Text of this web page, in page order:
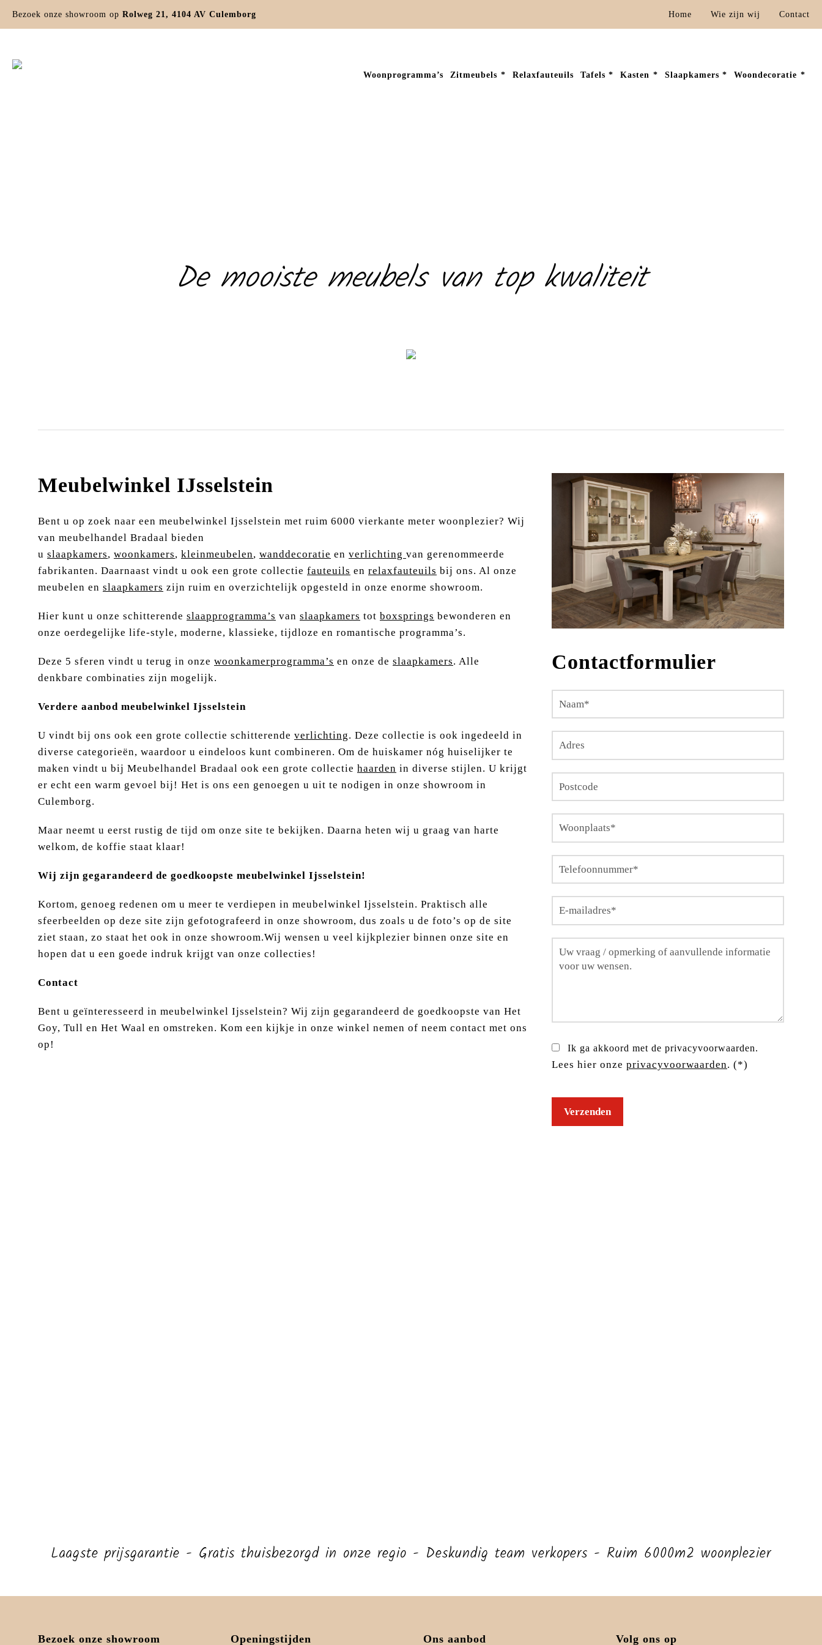
Bezoek onze showroom op Rolweg 21, 4104 AV Culemborg Home Wie zijn wij Contact
Woonprogramma’s Zitmeubels Relaxfauteuils Tafels Kasten Slaapkamers Woondecoratie
De mooiste meubels van top kwaliteit
Meubelwinkel IJsselstein
Bent u op zoek naar een meubelwinkel Ijsselstein met ruim 6000 vierkante meter woonplezier? Wij
van meubelhandel Bradaal bieden
u slaapkamers, woonkamers, kleinmeubelen, wanddecoratie en verlichting van gerenommeerde
fabrikanten. Daarnaast vindt u ook een grote collectie fauteuils en relaxfauteuils bij ons. Al onze
meubelen en slaapkamers zijn ruim en overzichtelijk opgesteld in onze enorme showroom.
Hier kunt u onze schitterende slaapprogramma’s van slaapkamers tot boxsprings bewonderen en
onze oerdegelijke life-style, moderne, klassieke, tijdloze en romantische programma’s.
Deze 5 sferen vindt u terug in onze woonkamerprogramma’s en onze de slaapkamers. Alle
denkbare combinaties zijn mogelijk.
Verdere aanbod meubelwinkel Ijsselstein
U vindt bij ons ook een grote collectie schitterende verlichting. Deze collectie is ook ingedeeld in
diverse categorieën, waardoor u eindeloos kunt combineren. Om de huiskamer nóg huiselijker te
maken vindt u bij Meubelhandel Bradaal ook een grote collectie haarden in diverse stijlen. U krijgt
er echt een warm gevoel bij! Het is ons een genoegen u uit te nodigen in onze showroom in
Culemborg.
Maar neemt u eerst rustig de tijd om onze site te bekijken. Daarna heten wij u graag van harte
welkom, de koffie staat klaar!
Wij zijn gegarandeerd de goedkoopste meubelwinkel Ijsselstein!
Kortom, genoeg redenen om u meer te verdiepen in meubelwinkel Ijsselstein. Praktisch alle
sfeerbeelden op deze site zijn gefotografeerd in onze showroom, dus zoals u de foto’s op de site
ziet staan, zo staat het ook in onze showroom.Wij wensen u veel kijkplezier binnen onze site en
hopen dat u een goede indruk krijgt van onze collecties!
Contact
Bent u geïnteresseerd in meubelwinkel Ijsselstein? Wij zijn gegarandeerd de goedkoopste van Het
Goy, Tull en Het Waal en omstreken. Kom een kijkje in onze winkel nemen of neem contact met ons
op!
Contactformulier
Ik ga akkoord met de privacyvoorwaarden.
Lees hier onze privacyvoorwaarden. (*)
Laagste prijsgarantie - Gratis thuisbezorgd in onze regio - Deskundig team verkopers - Ruim 6000m2 woonplezier
Bezoek onze showroom Openingstijden Ons aanbod Volg ons op